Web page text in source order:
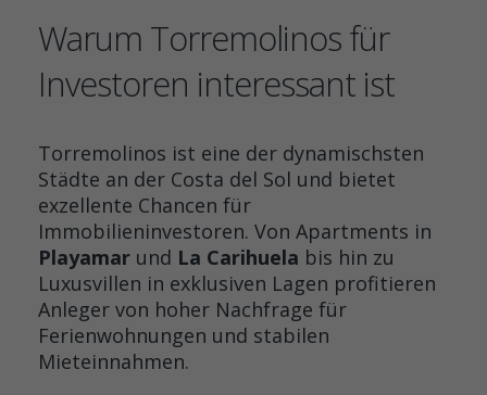
Warum Torremolinos für
Investoren interessant ist
Torremolinos ist eine der dynamischsten
Städte an der Costa del Sol und bietet
exzellente Chancen für
Immobilieninvestoren. Von Apartments in
Playamar und La Carihuela bis hin zu
Luxusvillen in exklusiven Lagen profitieren
Anleger von hoher Nachfrage für
Ferienwohnungen und stabilen
Mieteinnahmen.